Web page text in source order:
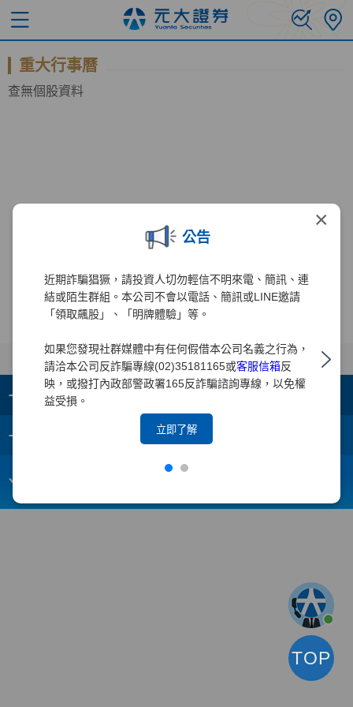
×
公告
近期詐騙猖獗，請投資人切勿輕信不明來電、簡訊、連
結或陌生群組。本公司不會以電話、簡訊或LINE邀請
「領取飆股」、「明牌體驗」等。
如果您發現社群媒體中有任何假借本公司名義之行為，
請洽本公司反詐騙專線(02)35181165或客服信箱反
映，或撥打內政部警政署165反詐騙諮詢專線，以免權
益受損。
立即了解
重大行事曆
查無個股資料
+ 集團成員
+
webmaster@yuanta.com
TOP